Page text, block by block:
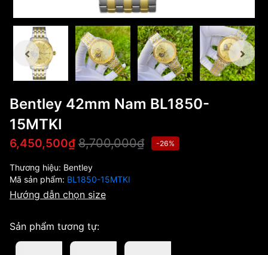
Bentley 42mm Nam BL1850-
15MTKI
6,450,500₫ 8,700,000₫ -26%
Thương hiệu: Bentley
Mã sản phẩm: BL1850-15MTKI
Hướng dẫn chọn size
Sản phẩm tương tự: